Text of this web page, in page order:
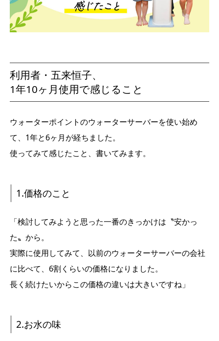
利用者・五来恒子、
1年10ヶ月使用で感じること
ウォーターポイントのウォーターサーバーを使い始め
て、1年と6ヶ月が経ちました。
使ってみて感じたこと、書いてみます。
1.価格のこと
「検討してみようと思った一番のきっかけは〝安かっ
た〟から。
実際に使用してみて、以前のウォーターサーバーの会社
に比べて、6割くらいの価格になりました。
長く続けたいからこの価格の違いは大きいですね」
2.お水の味